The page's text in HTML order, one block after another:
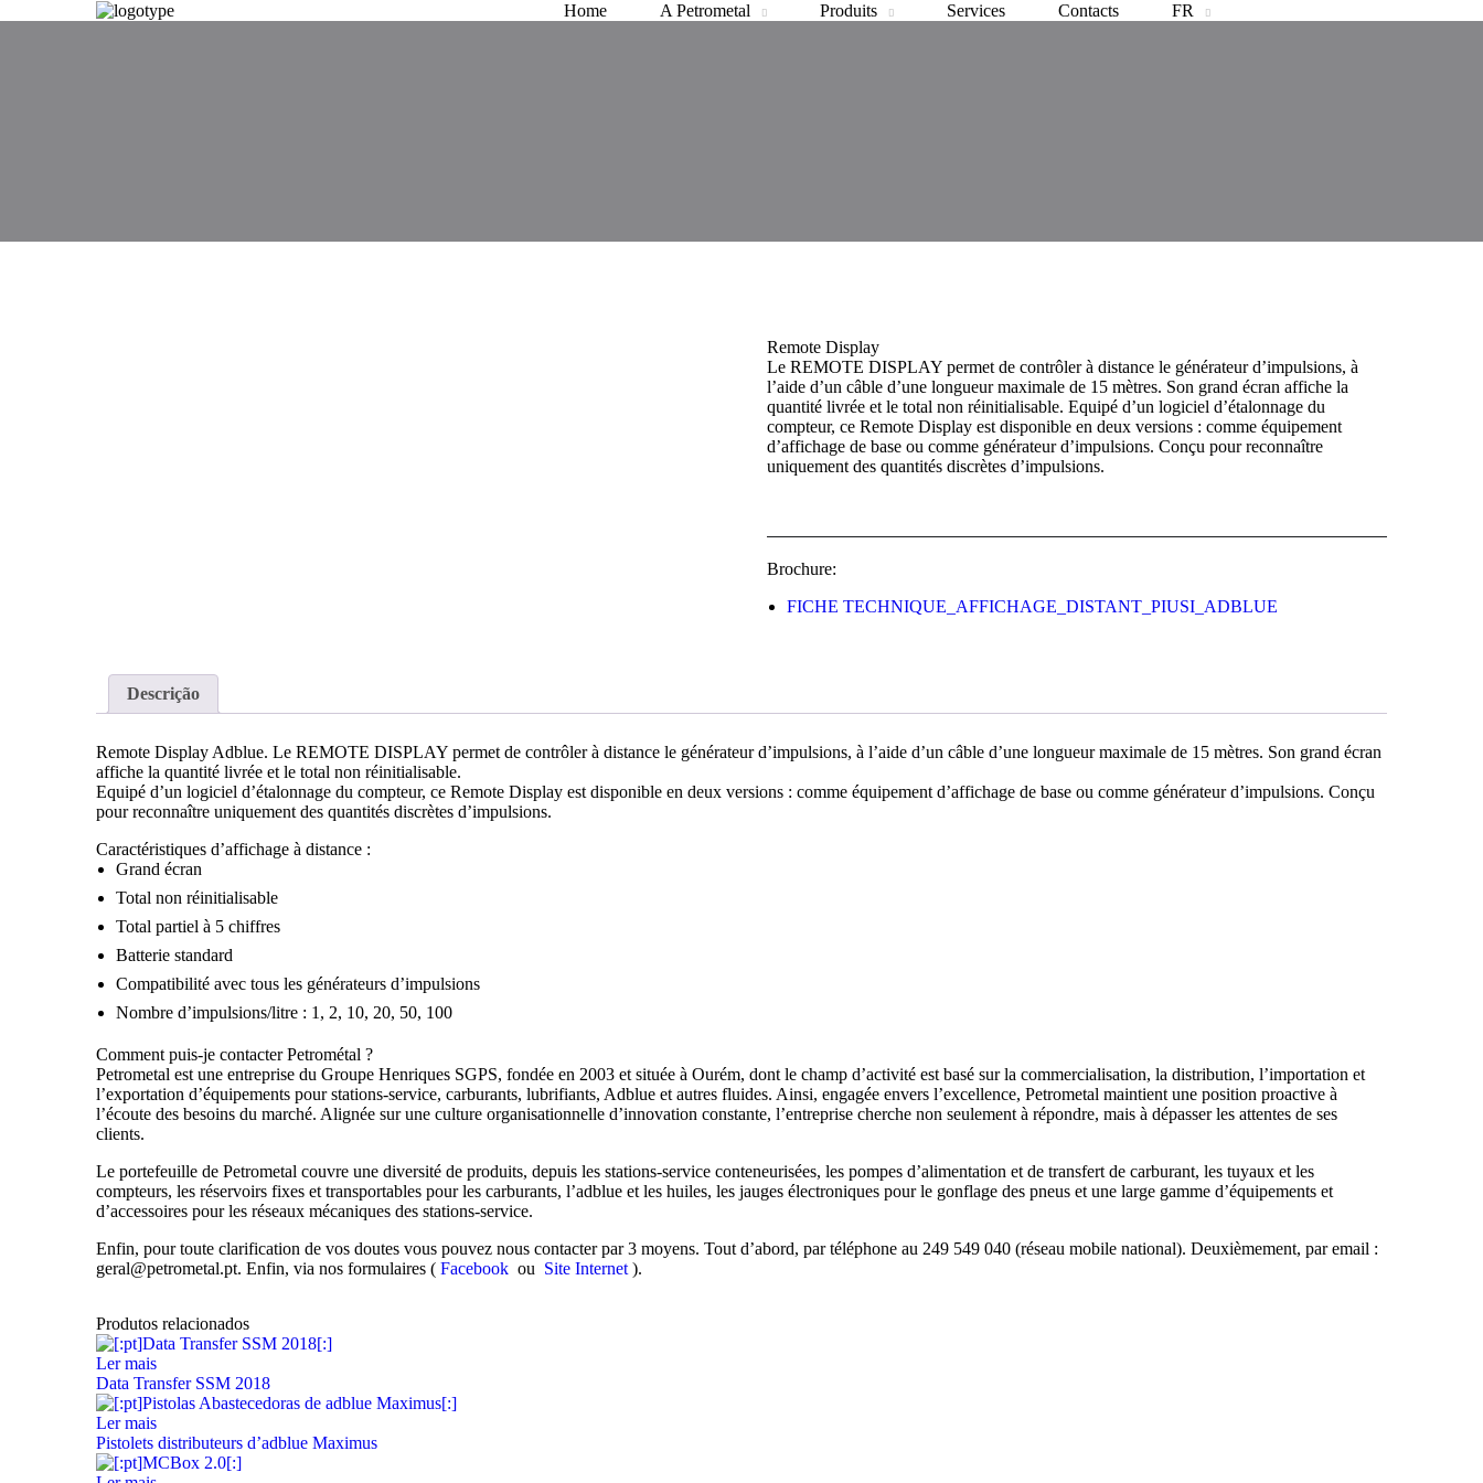
Home A Petrometal Produits Services Contacts FR
Remote Display
Le REMOTE DISPLAY permet de contrôler à distance le générateur d’impulsions, à
l’aide d’un câble d’une longueur maximale de 15 mètres. Son grand écran affiche la
quantité livrée et le total non réinitialisable. Equipé d’un logiciel d’étalonnage du
compteur, ce Remote Display est disponible en deux versions : comme équipement
d’affichage de base ou comme générateur d’impulsions. Conçu pour reconnaître
uniquement des quantités discrètes d’impulsions.
Brochure:
FICHE TECHNIQUE_AFFICHAGE_DISTANT_PIUSI_ADBLUE
Descrição
Remote Display Adblue. Le REMOTE DISPLAY permet de contrôler à distance le générateur d’impulsions, à l’aide d’un câble d’une longueur maximale de 15 mètres. Son grand écran
affiche la quantité livrée et le total non réinitialisable.
Equipé d’un logiciel d’étalonnage du compteur, ce Remote Display est disponible en deux versions : comme équipement d’affichage de base ou comme générateur d’impulsions. Conçu
pour reconnaître uniquement des quantités discrètes d’impulsions.
Caractéristiques d’affichage à distance :
Grand écran
Total non réinitialisable
Total partiel à 5 ​​chiffres
Batterie standard
Compatibilité avec tous les générateurs d’impulsions
Nombre d’impulsions/litre : 1, 2, 10, 20, 50, 100
Comment puis-je contacter Petrométal ?
Petrometal est une entreprise du Groupe Henriques SGPS, fondée en 2003 et située à Ourém, dont le champ d’activité est basé sur la commercialisation, la distribution, l’importation et
l’exportation d’équipements pour stations-service, carburants, lubrifiants, Adblue et autres fluides. Ainsi, engagée envers l’excellence, Petrometal maintient une position proactive à
l’écoute des besoins du marché. Alignée sur une culture organisationnelle d’innovation constante, l’entreprise cherche non seulement à répondre, mais à dépasser les attentes de ses
clients.
Le portefeuille de Petrometal couvre une diversité de produits, depuis les stations-service conteneurisées, les pompes d’alimentation et de transfert de carburant, les tuyaux et les
compteurs, les réservoirs fixes et transportables pour les carburants, l’adblue et les huiles, les jauges électroniques pour le gonflage des pneus et une large gamme d’équipements et
d’accessoires pour les réseaux mécaniques des stations-service.
Enfin, pour toute clarification de vos doutes vous pouvez nous contacter par 3 moyens. Tout d’abord, par téléphone au 249 549 040 (réseau mobile national). Deuxièmement, par email :
geral@petrometal.pt. Enfin, via nos formulaires ( Facebook ou Site Internet ).
Produtos relacionados
Ler mais
Data Transfer SSM 2018
Ler mais
Pistolets distributeurs d’adblue Maximus